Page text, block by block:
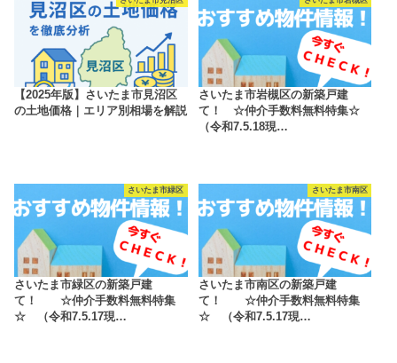
【2025年版】さいたま市見沼区
の土地価格｜エリア別相場を解説
さいたま市岩槻区の新築戸建
て！ ☆仲介手数料無料特集☆
（令和7.5.18現…
さいたま市緑区
さいたま市緑区の新築戸建
て！ ☆仲介手数料無料特集
☆ （令和7.5.17現…
さいたま市南区
さいたま市南区の新築戸建
て！ ☆仲介手数料無料特集
☆ （令和7.5.17現…